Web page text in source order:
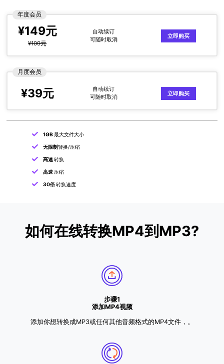
年度会员
¥149元
¥109元
自动续订
可随时取消
立即购买
月度会员
¥39元
自动续订
可随时取消
立即购买
1GB最大文件大小
无限制转换/压缩
高速转换
高速 压缩
30倍转换速度
如何在线转换MP4到MP3?
步骤1
添加MP4视频
添加你想转换成MP3或任何其他音频格式的MP4文件，。